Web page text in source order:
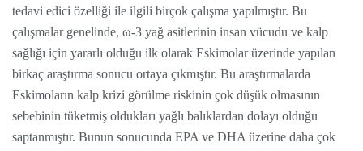
tedavi edici özelliği ile ilgili birçok çalışma yapılmıştır. Bu
çalışmalar genelinde, ω-3 yağ asitlerinin insan vücudu ve kalp
sağlığı için yararlı olduğu ilk olarak Eskimolar üzerinde yapılan
birkaç araştırma sonucu ortaya çıkmıştır. Bu araştırmalarda
Eskimoların kalp krizi görülme riskinin çok düşük olmasının
sebebinin tüketmiş oldukları yağlı balıklardan dolayı olduğu
saptanmıştır. Bunun sonucunda EPA ve DHA üzerine daha çok